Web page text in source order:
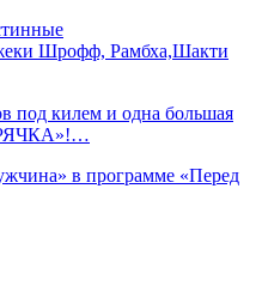
Шрофф, Рамбха,Шакти
килем и одна большая
в программе «Перед